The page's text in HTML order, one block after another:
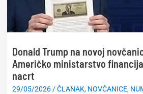
Donald Trump na novoj
Američko ministarstvo
nacrt
29/05/2026 /ČLANAK, NOVČANICE,